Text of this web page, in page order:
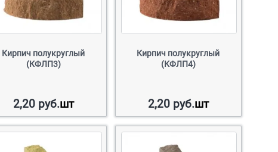
Кирпич полукруглый
(КФЛП3)
2,20 руб.шт
Кирпич полукруглый
(КФЛП4)
2,20 руб.шт